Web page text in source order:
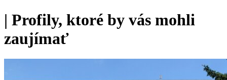
| Profily, ktoré by vás mohli
zaujímať